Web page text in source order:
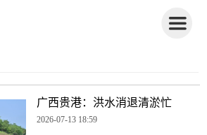
广西贵港：洪水消退清淤忙
2026-07-13 18:59